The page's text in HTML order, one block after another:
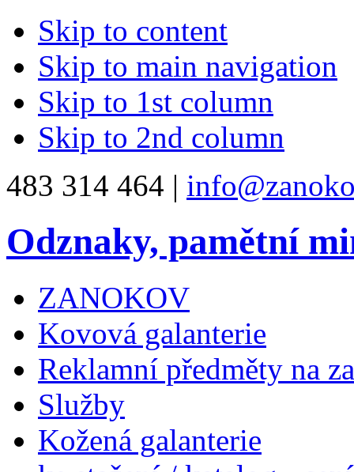
Skip to content
Skip to main navigation
Skip to 1st column
Skip to 2nd column
483 314 464 |
Odznaky, pamětní
ZANOKOV
Kovová galanterie
Reklamní předměty na
Služby
Kožená galanterie